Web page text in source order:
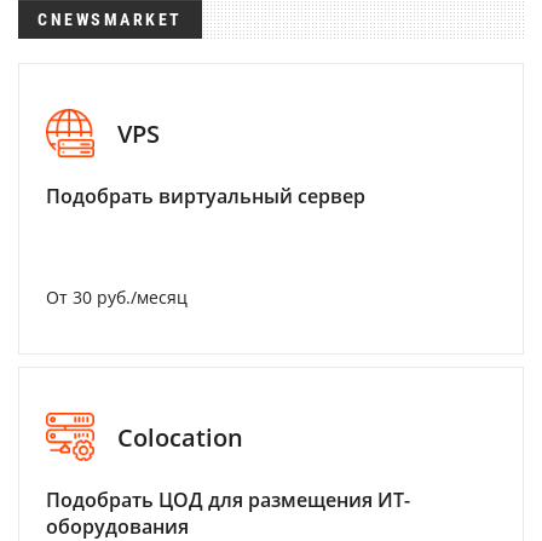
CNEWSMARKET
VPS
Подобрать виртуальный сервер
От 30 руб./месяц
Colocation
Подобрать ЦОД для размещения ИТ-
оборудования